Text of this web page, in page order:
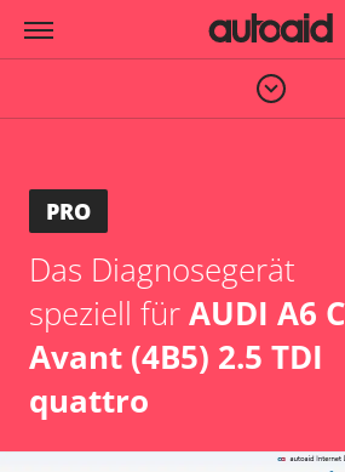
PRO
Das Diagnosegerät
speziell fürAUDI A6
Avant (4B5) 2.5 TDI
quattro